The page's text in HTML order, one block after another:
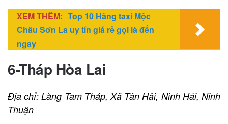
XEM THÊM: Top 10 Hãng taxi Mộc
Châu Sơn La uy tín giá rẻ gọi là đến
ngay
6-Tháp Hòa Lai
Địa chỉ: Làng Tam Tháp, Xã Tân Hải, Ninh Hải, Ninh
Thuận